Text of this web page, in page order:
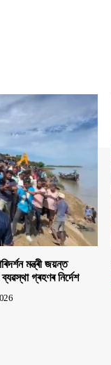
মন্ত্ৰী জয়ন্ত
ব্যৱস্থা গ্ৰহণৰ নিৰ্দেশ